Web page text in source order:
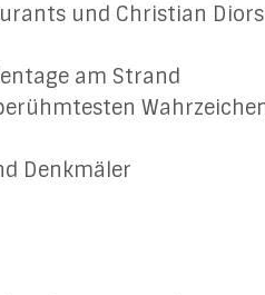
und Christian Diors
am Strand
Denkmäler